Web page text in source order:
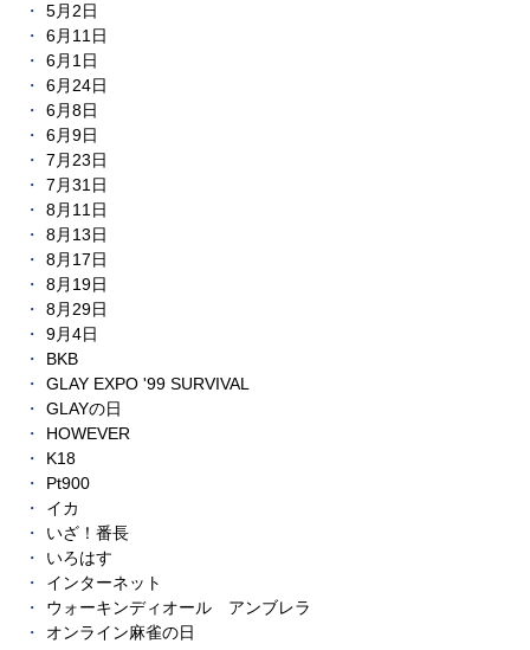
5月2日
6月11日
6月1日
6月24日
6月8日
6月9日
7月23日
7月31日
8月11日
8月13日
8月17日
8月19日
8月29日
9月4日
BKB
GLAY EXPO '99 SURVIVAL
GLAYの日
HOWEVER
K18
Pt900
イカ
いざ！番長
いろはす
インターネット
ウォーキンディオール アンブレラ
オンライン麻雀の日